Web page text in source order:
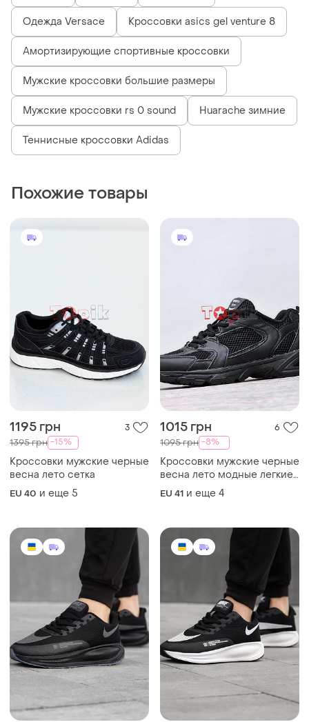
Одежда Versace Кроссовки asics gel venture 8
Амортизирующие спортивные кроссовки
Мужские кроссовки большие размеры
Мужские кроссовки rs 0 sound Huarache зимние
Теннисные кроссовки Adidas
Похожие товары
1195 грн 3
1395 грн -15%
Кроссовки мужские черные
весна лето сетка
EU 40 и еще 5
1015 грн 6
1095 грн -8%
Кроссовки мужские черные
весна лето модные легкие,
кросівки чоловічі чорні
весна літо модні легкі
EU 41 и еще 4